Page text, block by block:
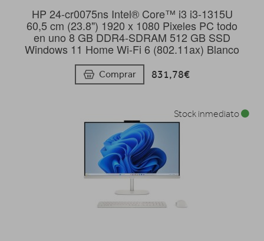
HP 24-cr0075ns Intel® Core™ i3 i3-1315U
60,5 cm (23.8") 1920 x 1080 Pixeles PC todo
en uno 8 GB DDR4-SDRAM 512 GB SSD
Windows 11 Home Wi-Fi 6 (802.11ax) Blanco
Comprar 831,78€
Stock inmediato